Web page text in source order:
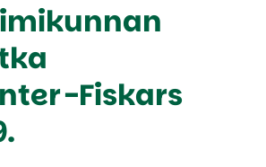
Fiskars